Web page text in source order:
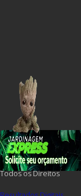
os Direitos